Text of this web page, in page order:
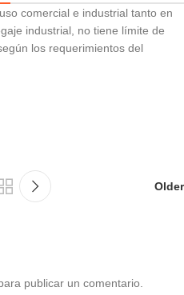
comercial e industrial tanto en
industrial, no tiene límite de
los requerimientos del
Older
publicar un comentario.